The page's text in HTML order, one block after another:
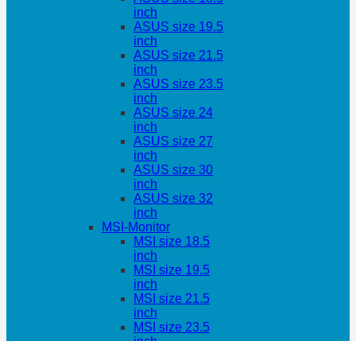
inch
ASUS size 19.5
inch
ASUS size 21.5
inch
ASUS size 23.5
inch
ASUS size 24
inch
ASUS size 27
inch
ASUS size 30
inch
ASUS size 32
inch
MSI-Monitor
MSI size 18.5
inch
MSI size 19.5
inch
MSI size 21.5
inch
MSI size 23.5